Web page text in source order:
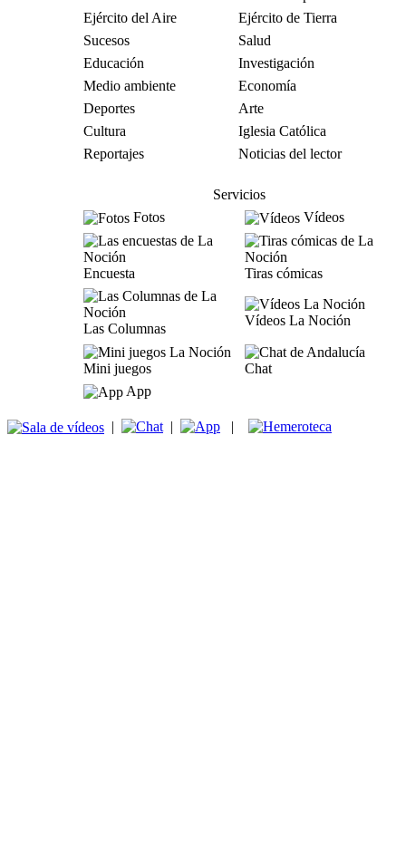
Ejército del Aire
Ejército de Tierra
Sucesos
Salud
Educación
Investigación
Medio ambiente
Economía
Deportes
Arte
Cultura
Iglesia Católica
Reportajes
Noticias del lector
Servicios
Fotos
Vídeos
Encuesta Tiras cómicas
Las Columnas
Vídeos La Noción
Mini juegos
Chat
App
| | |